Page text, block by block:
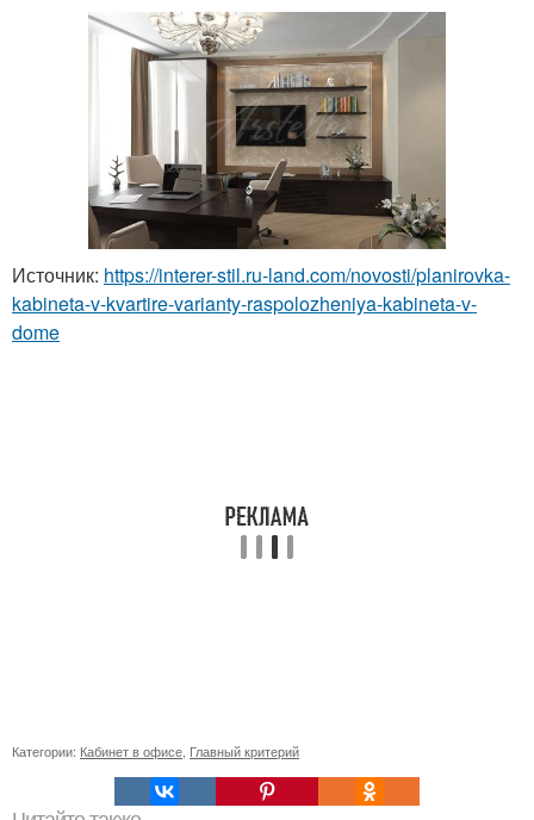
Источник: https://interer-stil.ru-land.com/novosti/planirovka-
kabineta-v-kvartire-varianty-raspolozheniya-kabineta-v-
dome
Категории: Кабинет в офисе, Главный критерий